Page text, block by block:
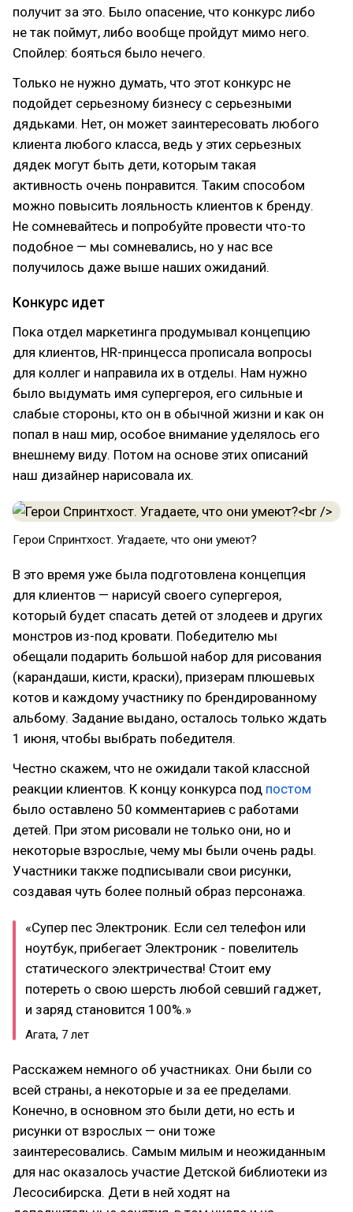
получит за это. Было опасение, что конкурс либо
не так поймут, либо вообще пройдут мимо него.
Спойлер: бояться было нечего.
Только не нужно думать, что этот конкурс не
подойдет серьезному бизнесу с серьезными
дядьками. Нет, он может заинтересовать любого
клиента любого класса, ведь у этих серьезных
дядек могут быть дети, которым такая
активность очень понравится. Таким способом
можно повысить лояльность клиентов к бренду.
Не сомневайтесь и попробуйте провести что-то
подобное — мы сомневались, но у нас все
получилось даже выше наших ожиданий.
Конкурс идет
Пока отдел маркетинга продумывал концепцию
для клиентов, HR-принцесса прописала вопросы
для коллег и направила их в отделы. Нам нужно
было выдумать имя супергероя, его сильные и
слабые стороны, кто он в обычной жизни и как он
попал в наш мир, особое внимание уделялось его
внешнему виду. Потом на основе этих описаний
наш дизайнер нарисовала их.
Герои Спринтхост. Угадаете, что они умеют?
В это время уже была подготовлена концепция
для клиентов — нарисуй своего супергероя,
который будет спасать детей от злодеев и других
монстров из-под кровати. Победителю мы
обещали подарить большой набор для рисования
(карандаши, кисти, краски), призерам плюшевых
котов и каждому участнику по брендированному
альбому. Задание выдано, осталось только ждать
1 июня, чтобы выбрать победителя.
Честно скажем, что не ожидали такой классной
реакции клиентов. К концу конкурса под постом
было оставлено 50 комментариев с работами
детей. При этом рисовали не только они, но и
некоторые взрослые, чему мы были очень рады.
Участники также подписывали свои рисунки,
создавая чуть более полный образ персонажа.
«Супер пес Электроник. Если сел телефон или
ноутбук, прибегает Электроник - повелитель
статического электричества! Стоит ему
потереть о свою шерсть любой севший гаджет,
и заряд становится 100%.»
Агата, 7 лет
Расскажем немного об участниках. Они были со
всей страны, а некоторые и за ее пределами.
Конечно, в основном это были дети, но есть и
рисунки от взрослых — они тоже
заинтересовались. Самым милым и неожиданным
для нас оказалось участие Детской библиотеки из
Лесосибирска. Дети в ней ходят на